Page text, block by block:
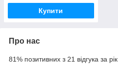
Купити
Про нас
81% позитивних з 21 відгука за рік